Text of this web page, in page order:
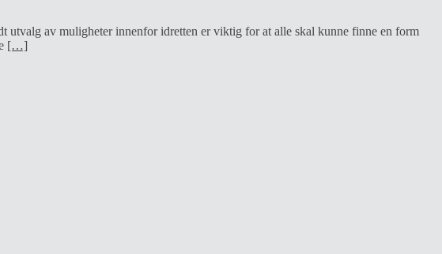
av muligheter innenfor idretten er viktig for at alle skal kunne finne en form
[…]